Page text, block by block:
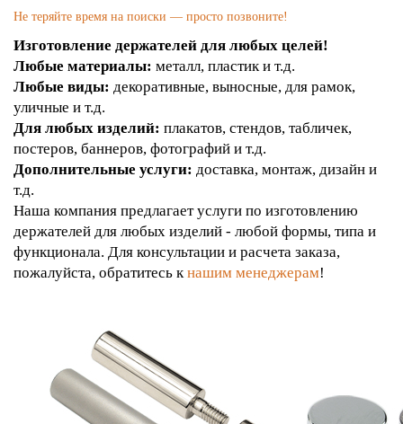
Не теряйте время на поиски — просто позвоните!
Изготовление держателей для любых целей!
Любые материалы: металл, пластик и т.д.
Любые виды: декоративные, выносные, для рамок,
уличные и т.д.
Для любых изделий: плакатов, стендов, табличек,
постеров, баннеров, фотографий и т.д.
Дополнительные услуги: доставка, монтаж, дизайн и
т.д.
Наша компания предлагает услуги по изготовлению
держателей для любых изделий - любой формы, типа и
функционала. Для консультации и расчета заказа,
пожалуйста, обратитесь кнашим менеджерам!